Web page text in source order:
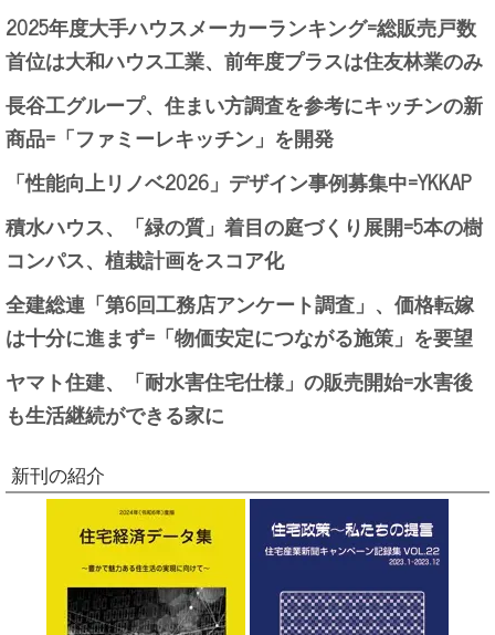
2025年度大手ハウスメーカーランキング=総販売戸数
首位は大和ハウス工業、前年度プラスは住友林業のみ
長谷工グループ、住まい方調査を参考にキッチンの新
商品=「ファミーレキッチン」を開発
「性能向上リノベ2026」デザイン事例募集中=YKKAP
積水ハウス、「緑の質」着目の庭づくり展開=5本の樹
コンパス、植栽計画をスコア化
全建総連「第6回工務店アンケート調査」、価格転嫁
は十分に進まず=「物価安定につながる施策」を要望
ヤマト住建、「耐水害住宅仕様」の販売開始=水害後
も生活継続ができる家に
新刊の紹介